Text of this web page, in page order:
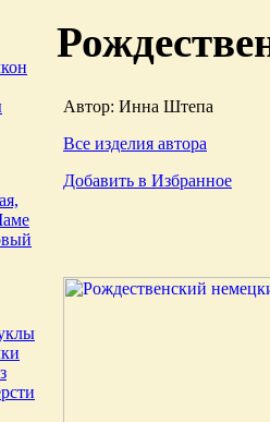
Автор: Инна Штепа
Все изделия автора
Добавить в Избранное